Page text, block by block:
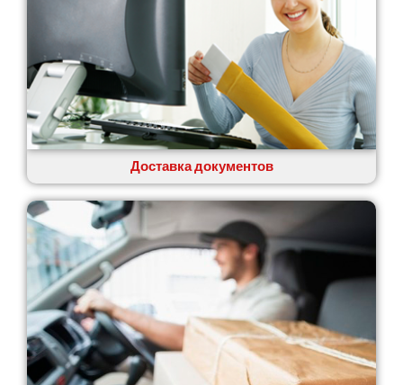
Доставка документов